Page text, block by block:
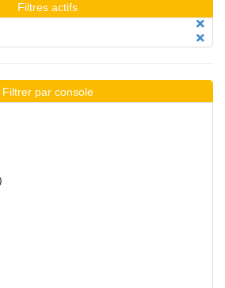
Filtres actifs
Filtrer par console